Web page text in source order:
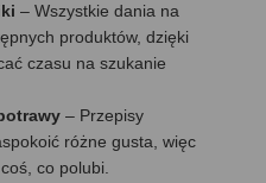
– Wszystkie dania na
produktów, dzięki
czasu na szukanie
– Przepisy
różne gusta, więc
co polubi.